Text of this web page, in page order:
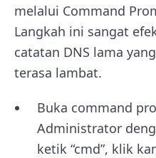
melalui Command
Langkah ini sangat
catatan DNS lama
terasa lambat.
Buka command
Administrator
ketik “cmd”, klik